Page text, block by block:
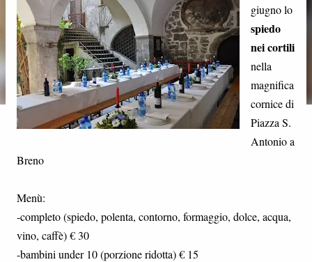
giugno lo
spiedo
nei cortili
nella
magnifica
cornice di
Piazza S.
Antonio a
Breno
Menù:
-completo (spiedo, polenta, contorno, formaggio, dolce, acqua,
vino, caffè) € 30
-bambini under 10 (porzione ridotta) € 15